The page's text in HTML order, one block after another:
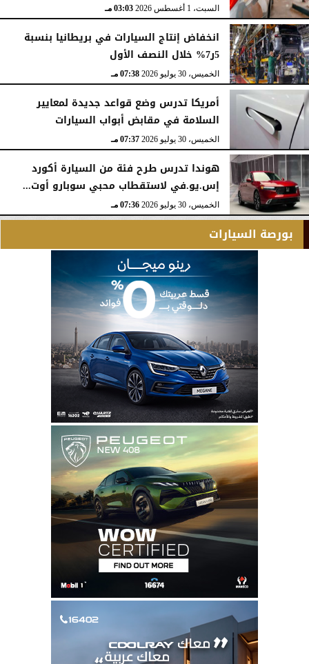
السبت، 1 أغسطس 2026 03:03 مـ
انخفاض إنتاج السيارات في بريطانيا بنسبة
5ر7% خلال النصف الأول
الخميس، 30 يوليو 2026 07:38 مـ
أمريكا تدرس وضع قواعد جديدة لمعايير
السلامة في مقابض أبواب السيارات
الخميس، 30 يوليو 2026 07:37 مـ
هوندا تدرس طرح فئة من السيارة أكورد
إس.يو.في لاستقطاب محبي سوبارو أوت...
الخميس، 30 يوليو 2026 07:36 مـ
بورصة السيارات